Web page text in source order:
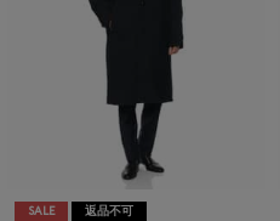
SALE 返品不可